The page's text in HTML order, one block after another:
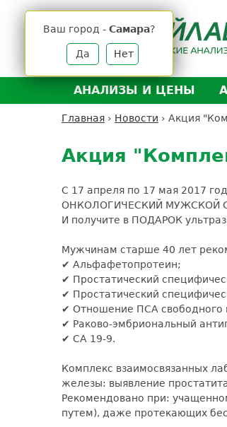
Ваш город - Самара?
Да Нет
АНАЛИЗЫ И ЦЕНЫ
Анализы и цены
Выезд на дом
Расшифровка
Главная › Новости › Акция
to
top
Акция
С 17 апреля по 17 мая 2017
ОНКОЛОГИЧЕСКИЙ МУЖСКОЙ
И получите в ПОДАРОК
Мужчинам старше 40 лет
✔ Альфафетопротеин;
✔ Простатический
✔ Простатический
✔ Отношение ПСА
✔ Раково-эмбриональный
✔ СА 19-9.
Комплекс взаимосвязанных
железы: выявление
Рекомендовано при:
путем), даже протекающих